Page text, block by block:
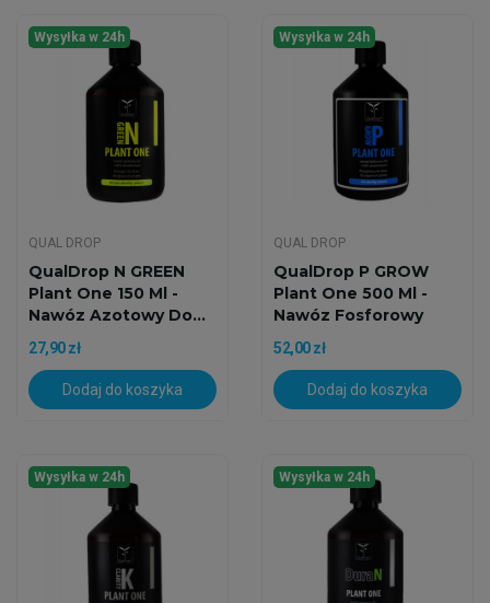
Wysyłka w 24h
QUAL DROP
QualDrop N GREEN
Plant One 150 Ml -
Nawóz Azotowy Do...
27,90 zł
Dodaj do koszyka
Wysyłka w 24h
QUAL DROP
QualDrop P GROW
Plant One 500 Ml -
Nawóz Fosforowy
Do...
52,00 zł
Dodaj do koszyka
Wysyłka w 24h Wysyłka w 24h